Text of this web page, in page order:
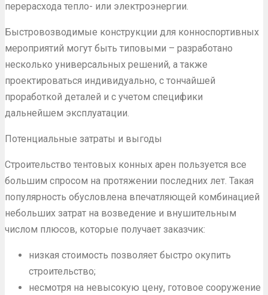
перерасхода тепло- или электроэнергии.
Быстровозводимые конструкции для конноспортивных
мероприятий могут быть типовыми – разработано
несколько универсальных решений, а также
проектироваться индивидуально, с тончайшей
проработкой деталей и с учетом специфики
дальнейшем эксплуатации.
Потенциальные затраты и выгоды
Строительство тентовых конных арен пользуется все
большим спросом на протяжении последних лет. Такая
популярность обусловлена впечатляющей комбинацией
небольших затрат на возведение и внушительным
числом плюсов, которые получает заказчик:
низкая стоимость позволяет быстро окупить
строительство;
несмотря на невысокую цену, готовое сооружение